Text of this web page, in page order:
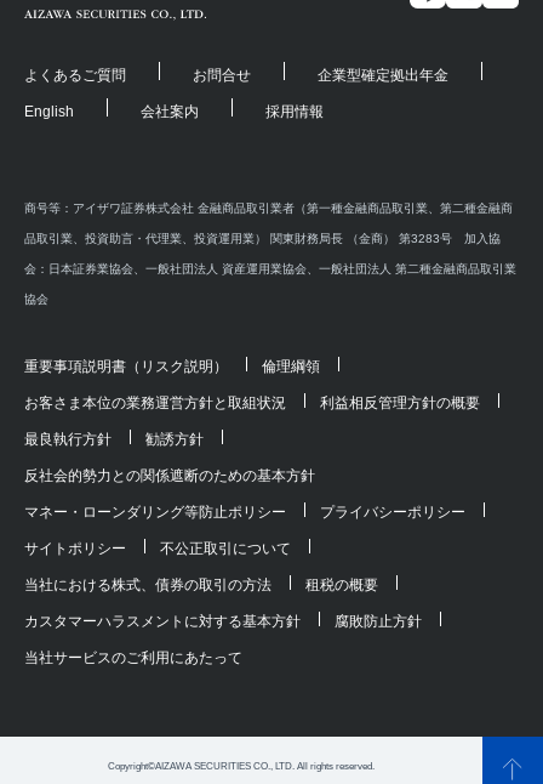
よくあるご質問 お問合せ 企業型確定拠出年金
English 会社案内 採用情報
商号等：アイザワ証券株式会社 金融商品取引業者（第一種金融商品取引業、第二種金融商
品取引業、投資助言・代理業、投資運用業） 関東財務局長 （金商） 第3283号 加入協
会：日本証券業協会、一般社団法人 資産運用業協会、一般社団法人 第二種金融商品取引業
協会
重要事項説明書（リスク説明） 倫理綱領
お客さま本位の業務運営方針と取組状況 利益相反管理方針の概要
最良執行方針 勧誘方針
反社会的勢力との関係遮断のための基本方針
マネー・ローンダリング等防止ポリシー プライバシーポリシー
サイトポリシー 不公正取引について
当社における株式、債券の取引の方法 租税の概要
カスタマーハラスメントに対する基本方針 腐敗防止方針
当社サービスのご利用にあたって
Copyright©AIZAWA SECURITIES CO., LTD. All rights reserved.